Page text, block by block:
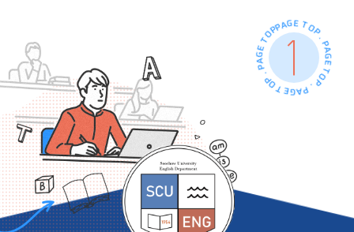
PAGE TOP . PAGE TOP . PAGE TOP . PAGE TOP .